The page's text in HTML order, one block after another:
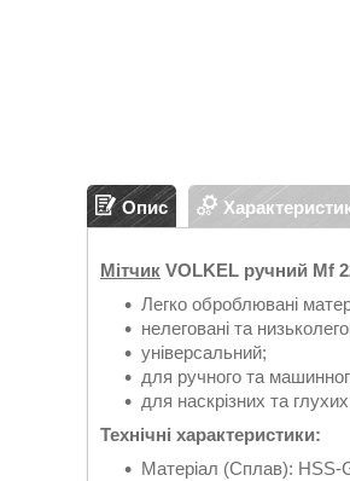
Опис
Мітчик VOLKEL ручний Мf
Легко оброблювані
нелеговані та
універсальний;
для ручного та
для наскрізних та
Технічні характеристики:
Матеріал (Сплав): HSS-